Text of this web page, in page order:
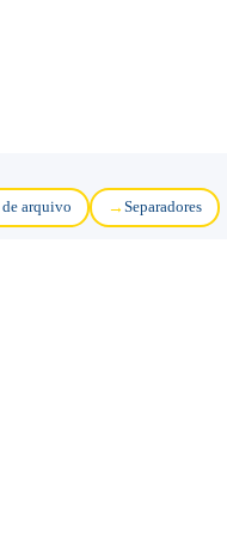
de arquivo Separadores